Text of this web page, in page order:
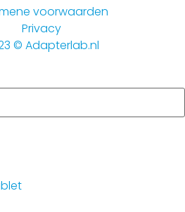
voorwaarden
Privacy
© Adapterlab.nl